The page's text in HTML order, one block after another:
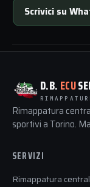
Scrivici su
D.B. ECU
Rimappatura
sportivi a Torino.
SERVIZI
Rimappatura